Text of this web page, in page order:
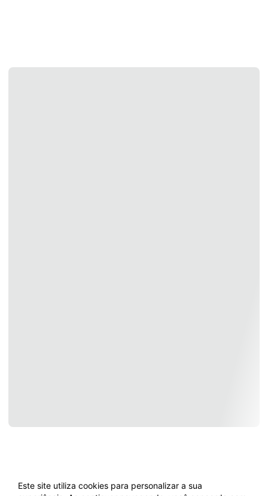
Este site utiliza cookies para personalizar a sua